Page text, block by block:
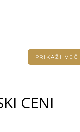
PRIKAŽI VEČ
CENI